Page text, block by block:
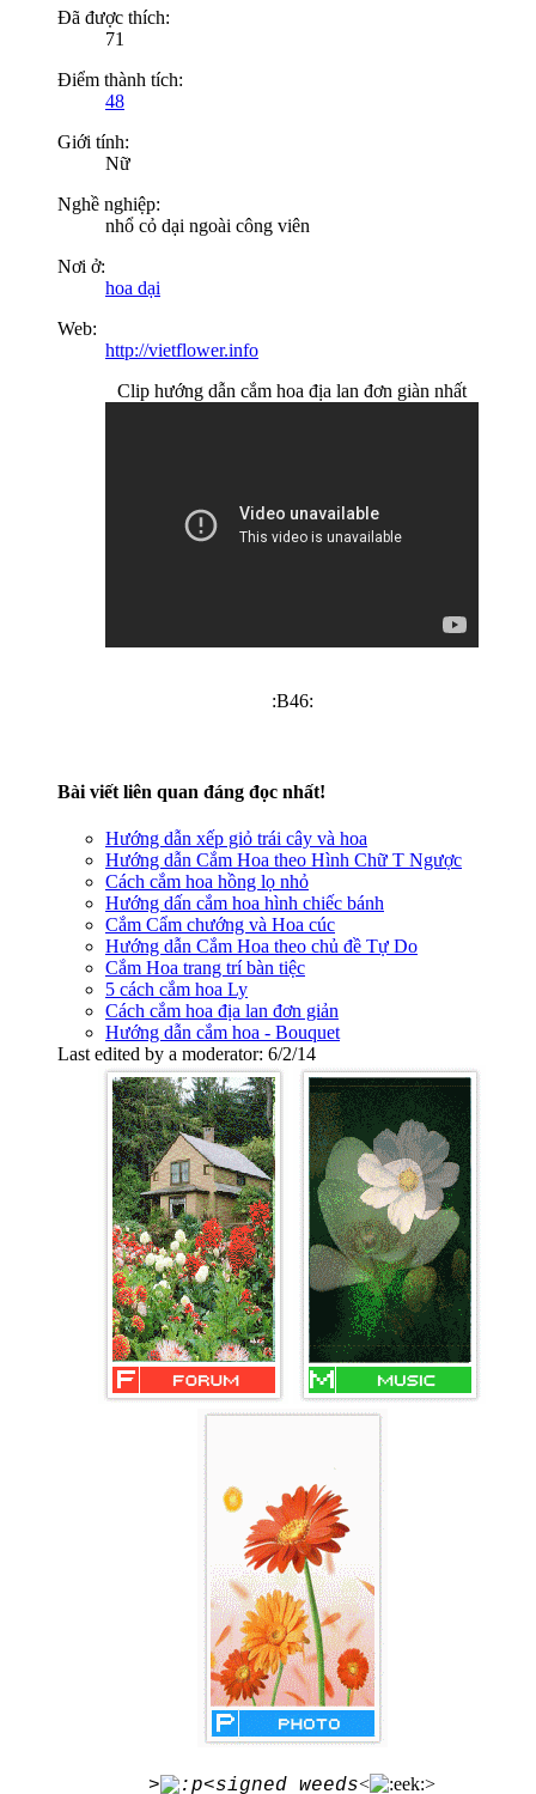
Đã được thích:
71
Điểm thành tích:
48
Giới tính:
Nữ
Nghề nghiệp:
nhổ cỏ dại ngoài công viên
Nơi ở:
hoa dại
Web:
http://vietflower.info
Clip hướng dẫn cắm hoa địa lan đơn giàn nhất
:B46:
Bài viết liên quan đáng đọc nhất!
Hướng dẫn xếp giỏ trái cây và hoa
Hướng dẫn Cắm Hoa theo Hình Chữ T Ngược
Cách cắm hoa hồng lọ nhỏ
Hướng dấn cắm hoa hình chiếc bánh
Cắm Cẩm chướng và Hoa cúc
Hướng dẫn Cắm Hoa theo chủ đề Tự Do
Cắm Hoa trang trí bàn tiệc
5 cách cắm hoa Ly
Cách cắm hoa địa lan đơn giản
Hướng dẫn cắm hoa - Bouquet
Last edited by a moderator: 6/2/14
> <signed weeds< >